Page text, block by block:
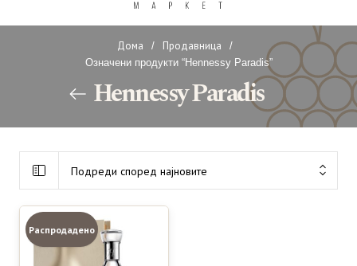
Дома / Продавница
/
Означени продукти “Hennessy Paradis”
Hennessy Paradis
Подреди според најновите
Распродадено